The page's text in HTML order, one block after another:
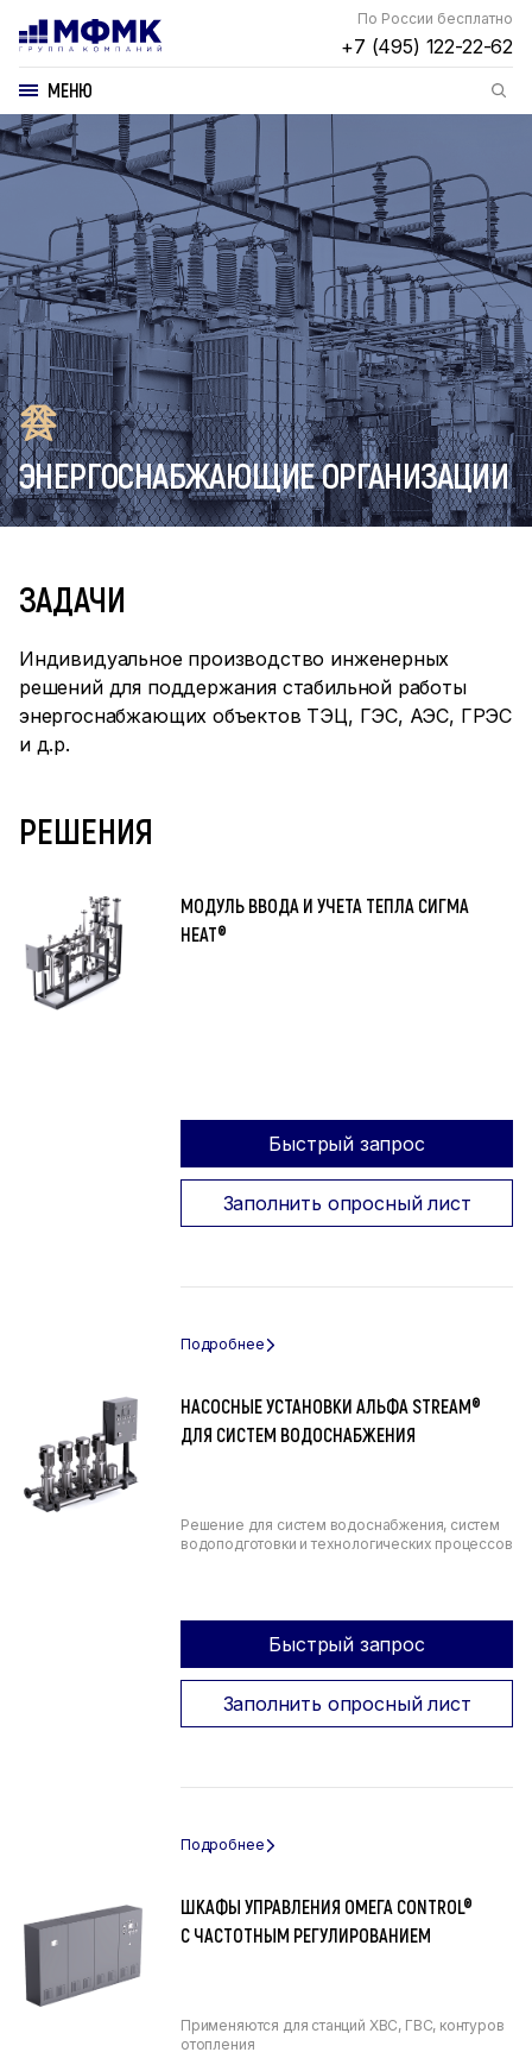
По России бесплатно
+7 (495) 122-22-62
МЕНЮ
ЭНЕРГОСНАБЖАЮЩИЕ ОРГАНИЗАЦИИ
ЗАДАЧИ
Индивидуальное производство инженерных
решений для поддержания стабильной работы
энергоснабжающих объектов ТЭЦ, ГЭС, АЭС, ГРЭС
и д.р.
РЕШЕНИЯ
МОДУЛЬ ВВОДА И УЧЕТА ТЕПЛА СИГМА
HEAT®
Быстрый запрос
Заполнить опросный лист
НАСОСНЫЕ УСТАНОВКИ АЛЬФА STREAM®
ДЛЯ СИСТЕМ ВОДОСНАБЖЕНИЯ
Решение для систем водоснабжения, систем
водоподготовки и технологических процессов
Быстрый запрос
Заполнить опросный лист
ШКАФЫ УПРАВЛЕНИЯ ОМЕГА CONTROL®
С ЧАСТОТНЫМ РЕГУЛИРОВАНИЕМ
Применяются для станций ХВС, ГВС, контуров
отопления